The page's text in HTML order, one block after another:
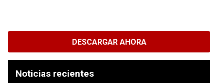
DESCARGAR AHORA
Noticias recientes